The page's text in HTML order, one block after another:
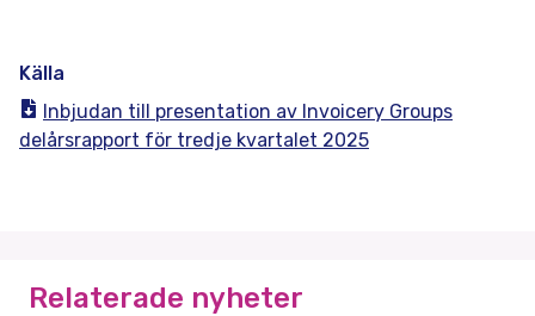
Källa
Inbjudan till presentation av Invoicery Groups
delårsrapport för tredje kvartalet 2025
Relaterade nyheter